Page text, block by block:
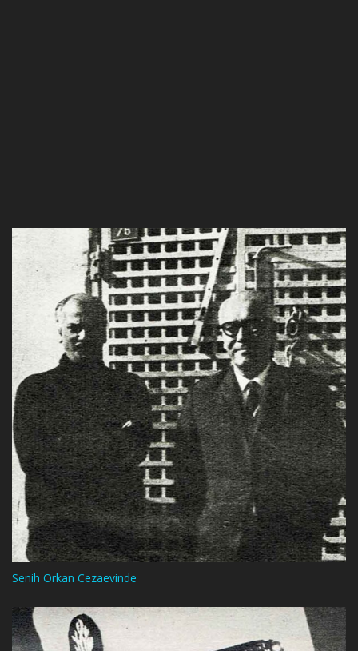
Senih Orkan Cezaevinde